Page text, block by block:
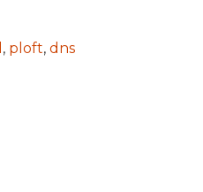
, ploft, dns